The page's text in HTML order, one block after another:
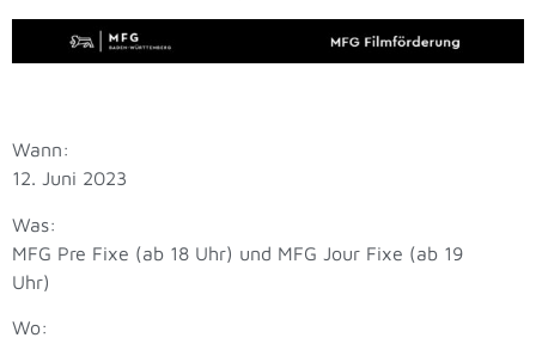
Wann:
12. Juni 2023
Was:
MFG Pre Fixe (ab 18 Uhr) und MFG Jour Fixe (ab 19
Uhr)
Wo: